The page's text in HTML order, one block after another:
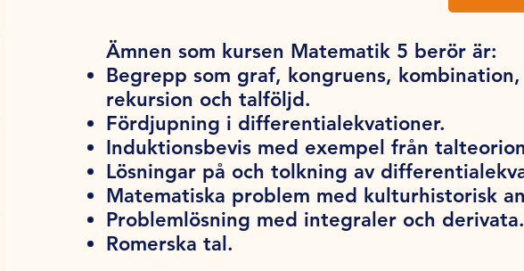
Ämnen som kursen Matematik 5 berör är:
Begrepp som graf, kongruens,
rekursion och talföljd.
Fördjupning i differentialekvationer.
Induktionsbevis med exempel från
Lösningar på och tolkning av
Matematiska problem med kulturhistorisk
Problemlösning med integraler och derivata.
Romerska tal.